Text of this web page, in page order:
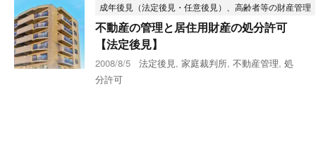
成年後見（法定後見・任意後見）、高齢者等の財産管理
不動産の管理と居住用財産の処分許可
【法定後見】
2008/8/5 法定後見, 家庭裁判所, 不動産管理, 処
分許可